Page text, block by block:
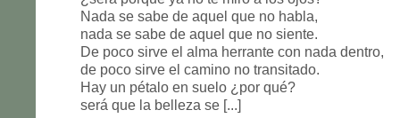
Nada se sabe de aquel que no habla,
nada se sabe de aquel que no siente.
De poco sirve el alma herrante con nada dentro,
de poco sirve el camino no transitado.
Hay un pétalo en suelo ¿por qué?
será que la belleza se [...]